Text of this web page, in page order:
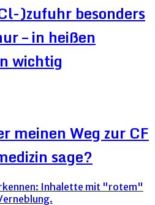
)zufuhr besonders
– in heißen
wichtig
meinen Weg zur CF
sage?